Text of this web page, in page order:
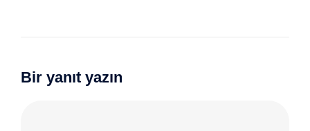
Bir yanıt yazın